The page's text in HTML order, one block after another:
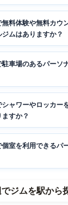
料体験や無料カウ
ムはありますか？
車場のあるパーソ
ャワーやロッカー
すか？
室を利用できるパ
ジムを駅から